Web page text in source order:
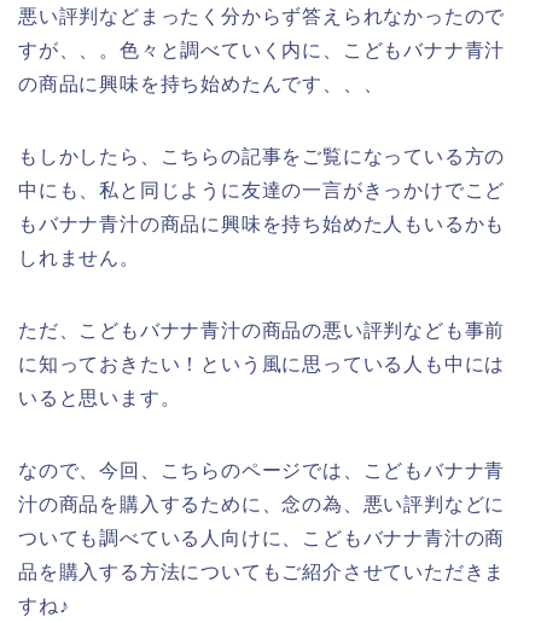
悪い評判などまったく分からず答えられなかったので
すが、、。色々と調べていく内に、こどもバナナ青汁
の商品に興味を持ち始めたんです、、、
もしかしたら、こちらの記事をご覧になっている方の
中にも、私と同じように友達の一言がきっかけでこど
もバナナ青汁の商品に興味を持ち始めた人もいるかも
しれません。
ただ、こどもバナナ青汁の商品の悪い評判なども事前
に知っておきたい！という風に思っている人も中には
いると思います。
なので、今回、こちらのページでは、こどもバナナ青
汁の商品を購入するために、念の為、悪い評判などに
ついても調べている人向けに、こどもバナナ青汁の商
品を購入する方法についてもご紹介させていただきま
すね♪